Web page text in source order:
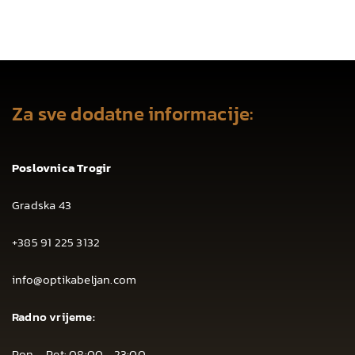
Za sve dodatne informacije:
Poslovnica Trogir
Gradska 43
+385 91 225 3132
info@optikabeljan.com
Radno vrijeme: